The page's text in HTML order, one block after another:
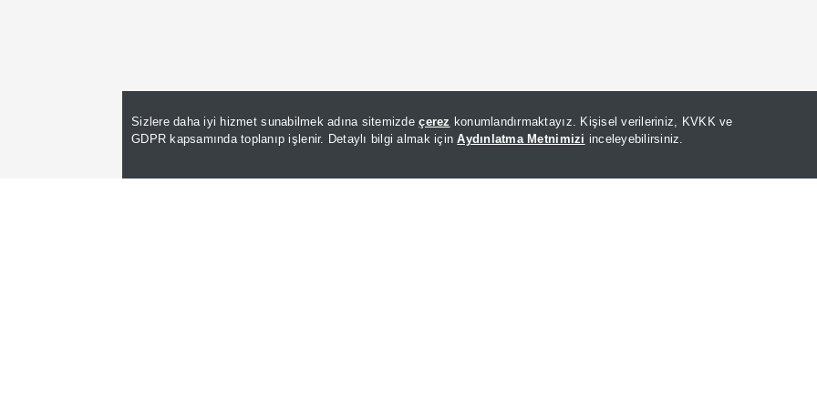
Sizlere daha iyi hizmet sunabilmek adına sitemizdeçerez konumlandırmaktayız. Kişisel verileriniz, KVKK ve
GDPR kapsamında toplanıp işlenir. Detaylı bilgi almak içinAydınlatma Metnimizi inceleyebilirsiniz.